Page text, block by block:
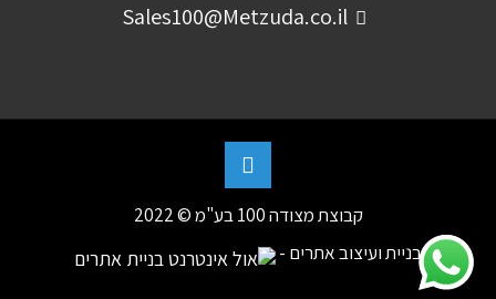
Sales100@Metzuda.co.il
קבוצת מצודה 100 בע"מ © 2022
בניית ועיצוב אתרים -